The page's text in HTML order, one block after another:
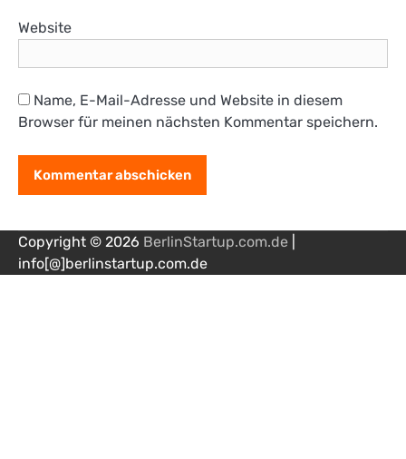
Website
Name, E-Mail-Adresse und Website in diesem
Browser für meinen nächsten Kommentar speichern.
Copyright © 2026 BerlinStartup.com.de
info[@]berlinstartup.com.de